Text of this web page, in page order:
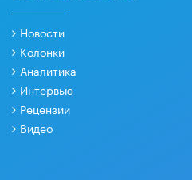
Новости
Колонки
Аналитика
Интервью
Рецензии
Видео